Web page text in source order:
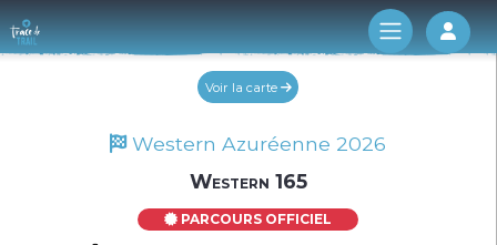
Log
Voir la carte
Western Azuréenne 2026
Western 165
PARCOURS OFFICIEL